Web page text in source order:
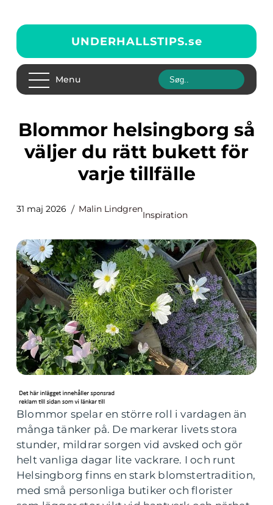
UNDERHALLSTIPS.se
Menu
Blommor helsingborg så
väljer du rätt bukett för
varje tillfälle
31 maj 2026 Malin Lindgren
Inspiration
Blommor spelar en större roll i vardagen än
många tänker på. De markerar livets stora
stunder, mildrar sorgen vid avsked och gör
helt vanliga dagar lite vackrare. I och runt
Helsingborg finns en stark blomstertradition,
med små personliga butiker och florister